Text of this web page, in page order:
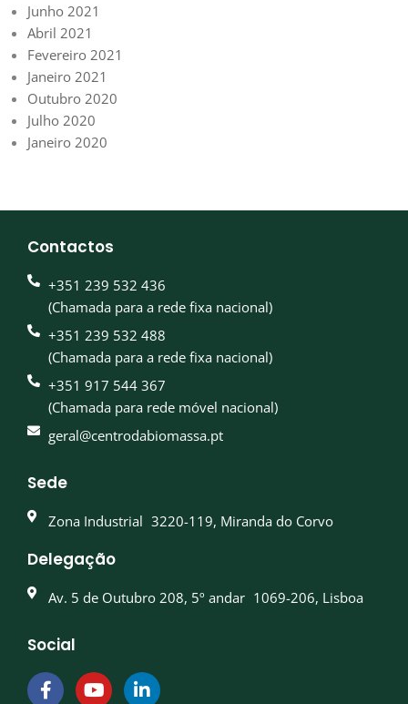
Junho 2021
Abril 2021
Fevereiro 2021
Janeiro 2021
Outubro 2020
Julho 2020
Janeiro 2020
Contactos
+351 239 532 436
(Chamada para a rede fixa nacional)
+351 239 532 488
(Chamada para a rede fixa nacional)
+351 917 544 367
(Chamada para rede móvel nacional)
geral@centrodabiomassa.pt
Sede
Zona Industrial 3220-119, Miranda do Corvo
Delegação
Av. 5 de Outubro 208, 5º andar 1069-206, Lisboa
Social
F
a
Y
o
L
i